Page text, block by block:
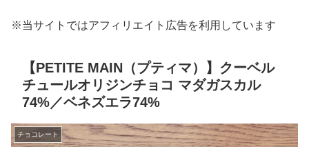
※当サイトではアフィリエイト広告を利用しています
【PETITE MAIN（プティマ）】クーベル
チュールオリジンチョコ マダガスカル
74%／ベネズエラ74%
チョコレート